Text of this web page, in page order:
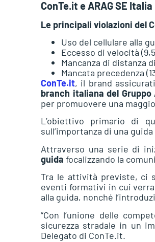
ConTe.it e ARAG SE
Le principali violazioni del
Uso del cellulare alla
Eccesso di velocità
Mancanza di distanza
Mancata precedenza
ConTe.it, il brand
branch italiana del Gruppo
per promuovere una
L’obiettivo primario di
sull’importanza di una
Attraverso una serie di
guida focalizzando la
Tra le attività previste, ci
eventi formativi in cui
alla guida, nonché
“Con l’unione delle
sicurezza stradale in un
Delegato di ConTe.it.